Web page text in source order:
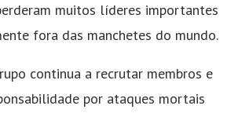
muitos líderes importantes
fora das manchetes do mundo.
continua a recrutar membros e
por ataques mortais